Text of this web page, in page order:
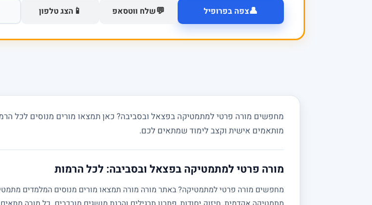
👤צפה בפרופיל 💬שלח ווטסאפ 📱 הצג טלפון
מחפשים מורה פרטי למתמטיקה בפצאל ובסביבה? כאן תמצאו מורים מנוסים לכל
מותאמים אישית וקצב לימוד שמתאים לכם.
מורה פרטי למתמטיקה בפצאל ובסביבה: לכל הרמות